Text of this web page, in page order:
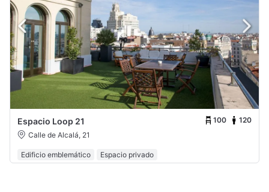
Espacio Loop 21 100
120
Calle de Alcalá, 21
Edificio emblemático Espacio privado